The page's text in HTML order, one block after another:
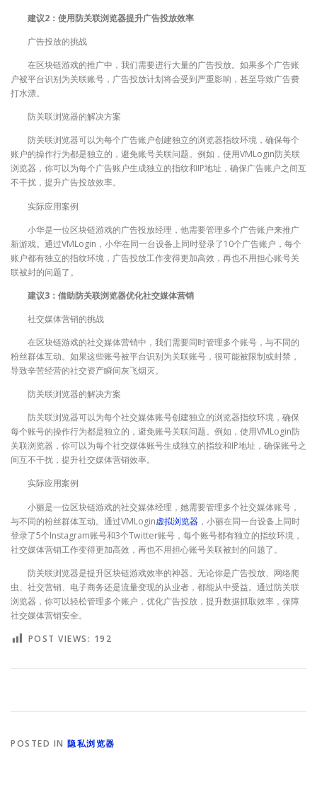
建议2：使用防关联浏览器提升广告投放效率
广告投放的挑战
在区块链游戏的推广中，我们需要进行大量的广告投放。如果多个广告账
户被平台识别为关联账号，广告投放计划将会受到严重影响，甚至导致广告费
打水漂。
防关联浏览器的解决方案
防关联浏览器可以为每个广告账户创建独立的浏览器指纹环境，确保每个
账户的操作行为都是独立的，避免账号关联问题。例如，使用VMLogin防关联
浏览器，你可以为每个广告账户生成独立的指纹和IP地址，确保广告账户之间互
不干扰，提升广告投放效率。
实际应用案例
小华是一位区块链游戏的广告投放经理，他需要管理多个广告账户来推广
新游戏。通过VMLogin，小华在同一台设备上同时登录了10个广告账户，每个
账户都有独立的指纹环境，广告投放工作变得更加高效，再也不用担心账号关
联被封的问题了。
建议3：借助防关联浏览器优化社交媒体营销
社交媒体营销的挑战
在区块链游戏的社交媒体营销中，我们需要同时管理多个账号，与不同的
粉丝群体互动。如果这些账号被平台识别为关联账号，很可能被限制或封禁，
导致辛苦经营的社交资产瞬间灰飞烟灭。
防关联浏览器的解决方案
防关联浏览器可以为每个社交媒体账号创建独立的浏览器指纹环境，确保
每个账号的操作行为都是独立的，避免账号关联问题。例如，使用VMLogin防
关联浏览器，你可以为每个社交媒体账号生成独立的指纹和IP地址，确保账号之
间互不干扰，提升社交媒体营销效率。
实际应用案例
小丽是一位区块链游戏的社交媒体经理，她需要管理多个社交媒体账号，
与不同的粉丝群体互动。通过VMLogin虚拟浏览器 ，小丽在同一台设备上同时
登录了5个Instagram账号和3个Twitter账号，每个账号都有独立的指纹环境，
社交媒体营销工作变得更加高效，再也不用担心账号关联被封的问题了。
防关联浏览器是提升区块链游戏效率的神器。无论你是广告投放、网络爬
虫、社交营销、电子商务还是流量变现的从业者，都能从中受益。通过防关联
浏览器，你可以轻松管理多个账户，优化广告投放，提升数据抓取效率，保障
社交媒体营销安全。
POST VIEWS: 192
POSTED IN 隐私浏览器